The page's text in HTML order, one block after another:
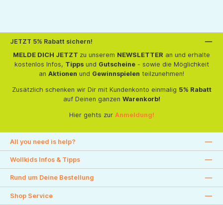
JETZT 5% Rabatt sichern!
MELDE DICH JETZT zu unserem NEWSLETTER an und erhalte
kostenlos Infos, Tippsund Gutscheine- sowie die Möglichkeit
an Aktionen und Gewinnspielen teilzunehmen!
Zusätzlich schenken wir Dir mit Kundenkonto einmalig 5% Rabatt
auf Deinen ganzen Warenkorb!
Hier gehts zur Anmeldung!
All you need is help?
Wollkids Infos & Tipps
Rund um Deine Bestellung
Shop Service